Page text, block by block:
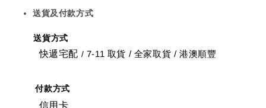
送貨及付款方式
送貨方式
快遞宅配 / 7-11 取貨 / 全家取貨 / 港澳順豐
付款方式
信用卡